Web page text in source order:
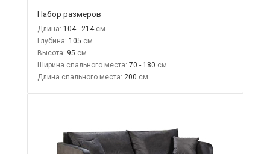
Набор размеров
Длина: 104 - 214
Глубина: 105
Высота: 95
Ширина спального места: 70 - 180
Длина спального места: 200